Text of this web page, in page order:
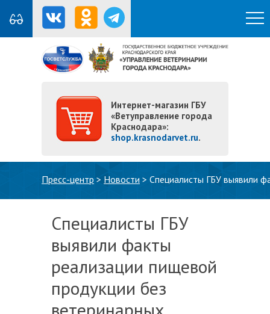
Интернет-магазин ГБУ
«Ветуправление города
Краснодара»:
shop.krasnodarvet.ru.
Пресс-центр > Новости > Специалисты ГБУ выявили
Специалисты ГБУ
выявили факты
реализации пищевой
продукции без